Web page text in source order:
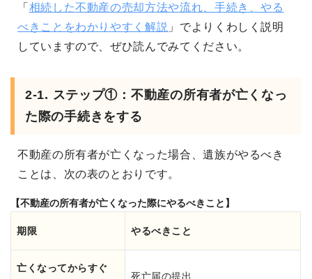
「 相続した不動産の売却方法や流れ、手続き、やる
べきことをわかりやすく解説 」でよりくわしく説明
していますので、ぜひ読んでみてください。
2-1. ステップ①：不動産の所有者が亡くなっ
た際の手続きをする
不動産の所有者が亡くなった場合、遺族がやるべき
ことは、次の表のとおりです。
【不動産の所有者が亡くなった際にやるべきこと】
期限 やるべきこと
亡くなってからすぐ
死亡届の提出